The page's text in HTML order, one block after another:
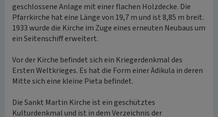
geschlossene Anlage mit einer flachen Holzdecke. Die
Pfarrkirche hat eine Länge von 19,7 m und ist 8,85 m breit.
1933 wurde die Kirche im Zuge eines erneuten Neubaus um
ein Seitenschiff erweitert.
Vor der Kirche befindet sich ein Kriegerdenkmal des
Ersten Weltkrieges. Es hat die Form einer Ädikula in deren
Mitte sich eine kleine Pieta befindet.
Die Sankt Martin Kirche ist ein geschütztes
Kulturdenkmal und ist in dem Verzeichnis der